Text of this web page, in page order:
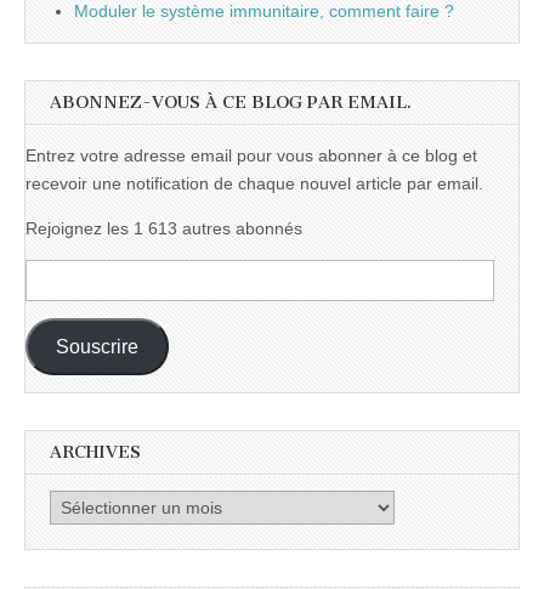
Moduler le système immunitaire, comment faire ?
ABONNEZ-VOUS À CE BLOG PAR EMAIL.
Entrez votre adresse email pour vous abonner à ce blog et
recevoir une notification de chaque nouvel article par email.
Rejoignez les 1 613 autres abonnés
e-
mail :
Souscrire
ARCHIVES
Archives